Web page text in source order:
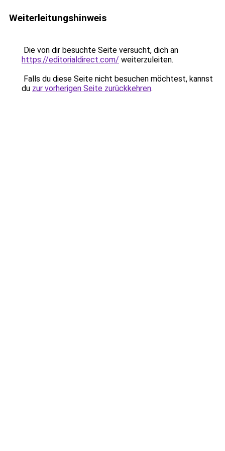
Weiterleitungshinweis
Die von dir besuchte Seite versucht, dich an
https://editorialdirect.com/ weiterzuleiten.
Falls du diese Seite nicht besuchen möchtest, kannst
du zur vorherigen Seite zurückkehren.